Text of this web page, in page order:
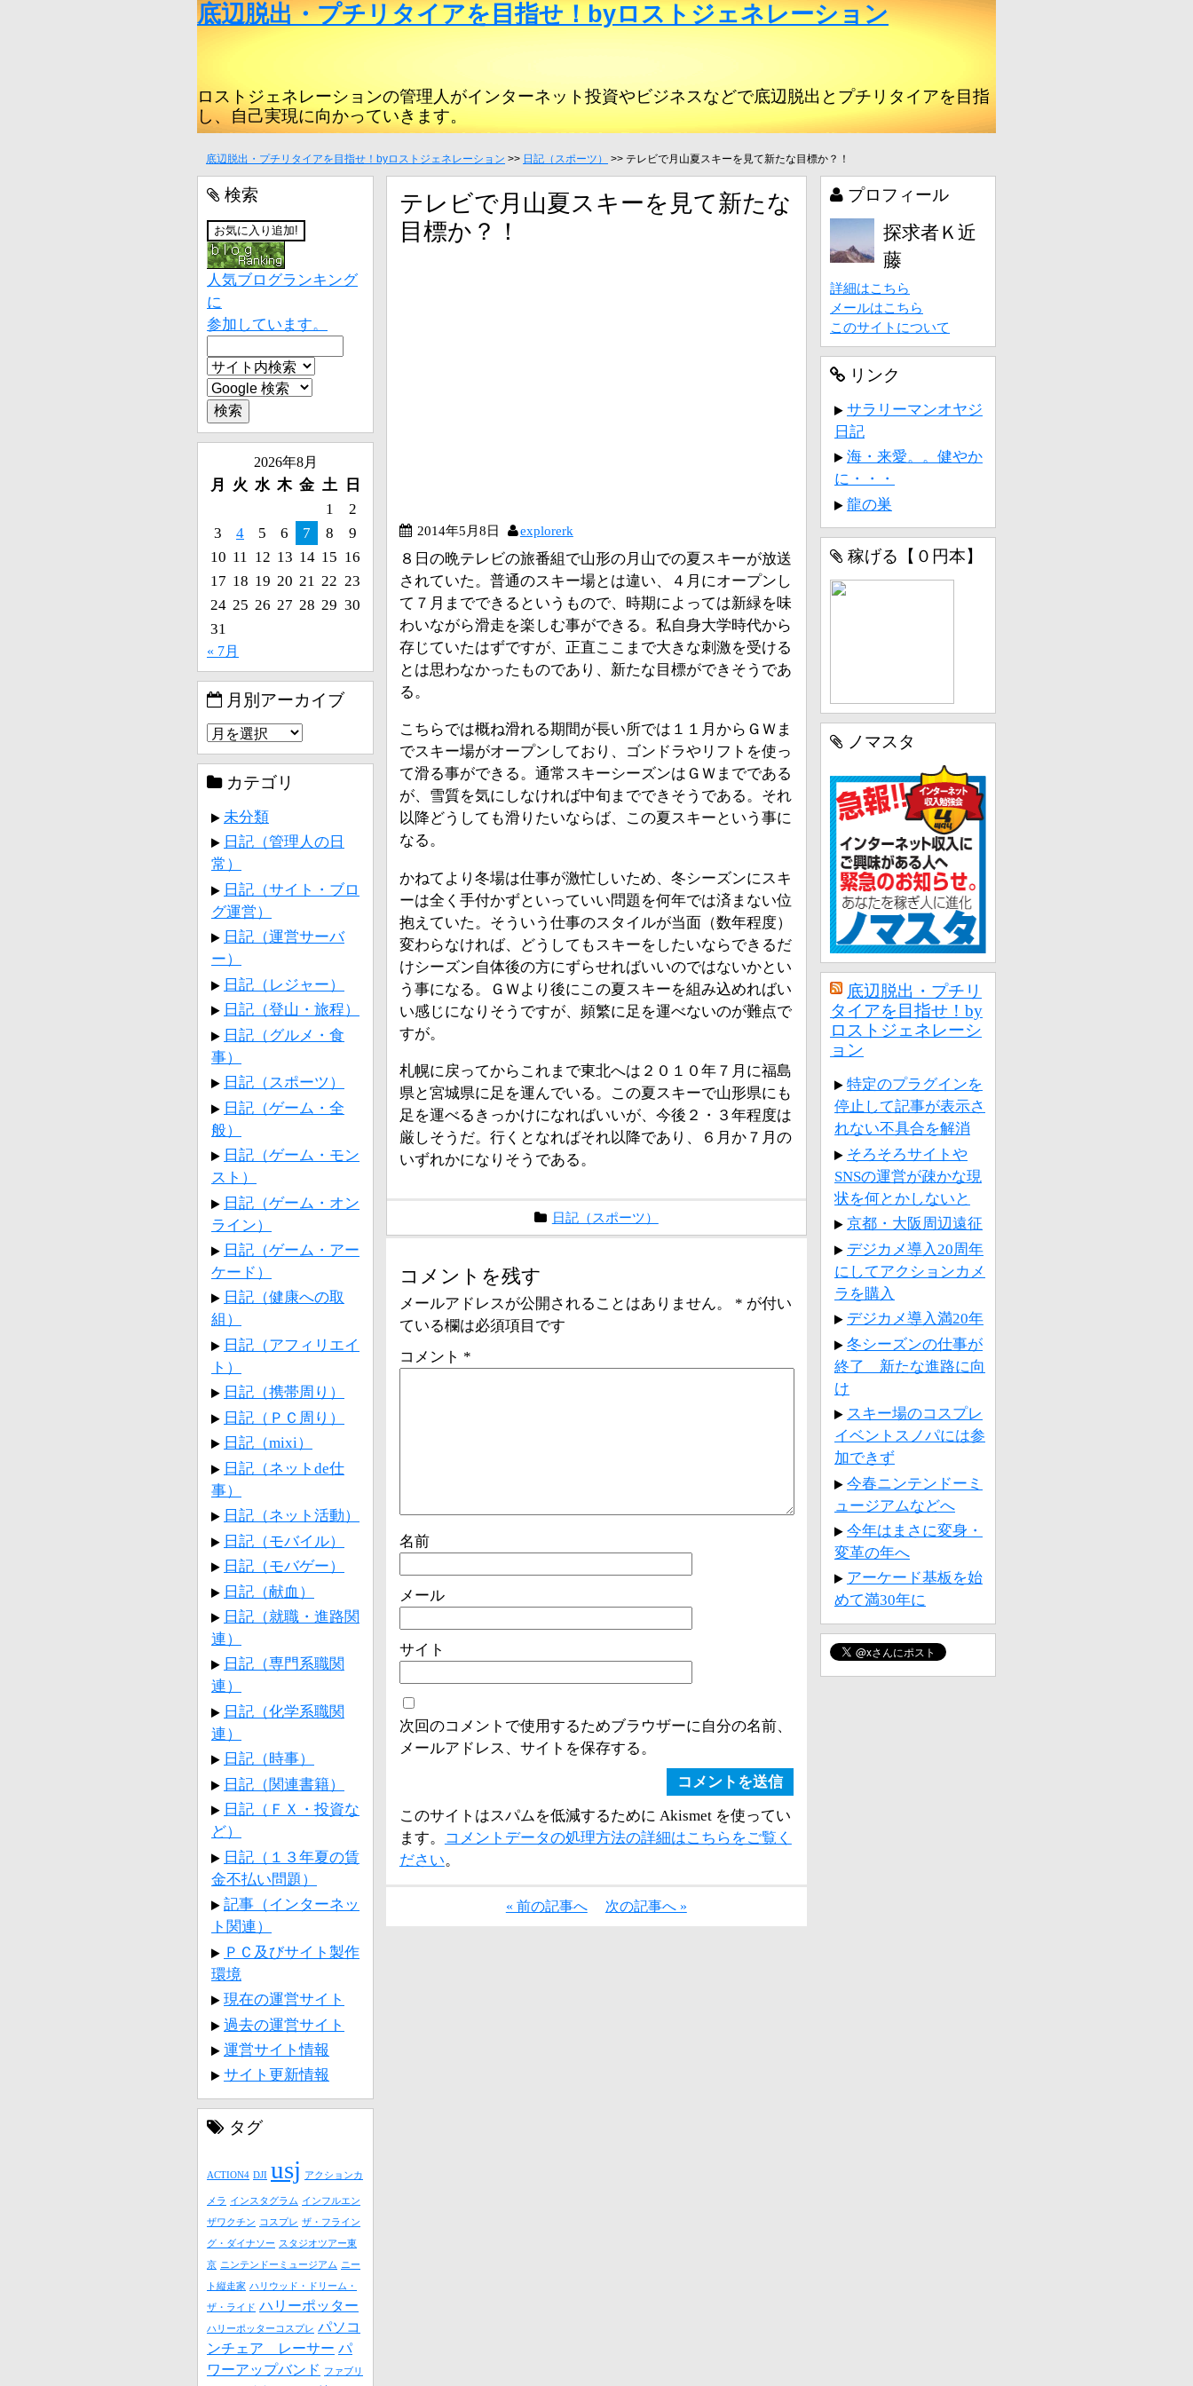
底辺脱出・プチリタイアを目指せ！byロストジェネレーション
ロストジェネレーションの管理人がインターネット投資やビジネスなどで底辺脱出とプチリタイアを目指
し、自己実現に向かっていきます。
底辺脱出・プチリタイアを目指せ！byロストジェネレーション >> 日記（スポーツ） >> テレビで月山夏スキーを見て新たな目標か？！
テレビで月山夏スキーを見て新たな
目標か？！
2014年5月8日 explorerk
８日の晩テレビの旅番組で山形の月山での夏スキーが放送
されていた。普通のスキー場とは違い、４月にオープンし
て７月までできるというもので、時期によっては新緑を味
わいながら滑走を楽しむ事ができる。私自身大学時代から
存じていたはずですが、正直ここまで大きな刺激を受ける
とは思わなかったものであり、新たな目標ができそうであ
る。
こちらでは概ね滑れる期間が長い所では１１月からＧＷま
でスキー場がオープンしており、ゴンドラやリフトを使っ
て滑る事ができる。通常スキーシーズンはＧＷまでである
が、雪質を気にしなければ中旬までできそうである。それ
以降どうしても滑りたいならば、この夏スキーという事に
なる。
かねてより冬場は仕事が激忙しいため、冬シーズンにスキ
ーは全く手付かずといっていい問題を何年では済まない位
抱えていた。そういう仕事のスタイルが当面（数年程度）
変わらなければ、どうしてもスキーをしたいならできるだ
けシーズン自体後の方にずらせればいいのではないかとい
う事になる。ＧＷより後にこの夏スキーを組み込めればい
い感じになりそうですが、頻繁に足を運べないのが難点で
すが。
札幌に戻ってからこれまで東北へは２０１０年７月に福島
県と宮城県に足を運んでいる。この夏スキーで山形県にも
足を運べるきっかけになればいいが、今後２・３年程度は
厳しそうだ。行くとなればそれ以降であり、６月か７月の
いずれかになりそうである。
日記（スポーツ）
コメントを残す
メールアドレスが公開されることはありません。 * が付い
ている欄は必須項目です
コメント *
名前
メール
サイト
次回のコメントで使用するためブラウザーに自分の名前、
メールアドレス、サイトを保存する。
このサイトはスパムを低減するために Akismet を使ってい
ます。
コメントデータの処理方法の詳細はこちらをご覧く
ださい。
« 前の記事へ 次の記事へ »
検索
人気ブログランキング
に
参加しています。
2026年8月
月 火 水 木 金 土
日
1
2
3
4 5 6 7 8
9
10 11 12 13 14 15 16
17 18 19 20 21 22 23
24 25 26 27 28 29 30
31
« 7月
月別アーカイブ
カテゴリ
未分類
日記（管理人の日
常）
日記（サイト・ブロ
グ運営）
日記（運営サーバ
ー）
日記（レジャー）
日記（登山・旅程）
日記（グルメ・食
事）
日記（スポーツ）
日記（ゲーム・全
般）
日記（ゲーム・モン
スト）
日記（ゲーム・オン
ライン）
日記（ゲーム・アー
ケード）
日記（健康への取
組）
日記（アフィリエイ
ト）
日記（携帯周り）
日記（ＰＣ周り）
日記（mixi）
日記（ネットde仕
事）
日記（ネット活動）
日記（モバイル）
日記（モバゲー）
日記（献血）
日記（就職・進路関
連）
日記（専門系職関
連）
日記（化学系職関
連）
日記（時事）
日記（関連書籍）
日記（ＦＸ・投資な
ど）
日記（１３年夏の賃
金不払い問題）
記事（インターネッ
ト関連）
ＰＣ及びサイト製作
環境
現在の運営サイト
過去の運営サイト
運営サイト情報
サイト更新情報
タグ
ACTION4 DJI usj アクションカ
メラ インスタグラム インフルエン
ザワクチン コスプレ ザ・フライン
グ・ダイナソー スタジオツアー東
京 ニンテンドーミュージアム ニー
ト縦走家 ハリウッド・ドリーム・
ザ・ライド ハリーポッター
ハリーポッターコスプレ パソコ
ンチェア レーサー パ
ワーアップバンド
ファブリ
プロフィール
探求者Ｋ近
藤
詳細はこちら
メールはこちら
このサイトについて
リンク
サラリーマンオヤジ
日記
海・来愛。。健やか
に・・・
龍の巣
稼げる【０円本】
ノマスタ
底辺脱出・プチリ
タイアを目指せ！by
ロストジェネレーシ
ョン
特定のプラグインを
停止して記事が表示さ
れない不具合を解消
そろそろサイトや
SNSの運営が疎かな現
状を何とかしないと
京都・大阪周辺遠征
デジカメ導入20周年
にしてアクションカメ
ラを購入
デジカメ導入満20年
冬シーズンの仕事が
終了 新たな進路に向
け
スキー場のコスプレ
イベントスノパには参
加できず
今春ニンテンドーミ
ュージアムなどへ
今年はまさに変身・
変革の年へ
アーケード基板を始
めて満30年に